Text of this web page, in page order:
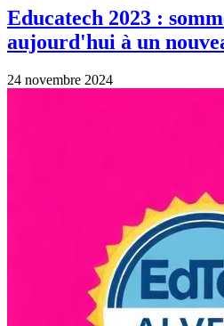
Educatech 2023 :
aujourd'hui à un
24 novembre 2024